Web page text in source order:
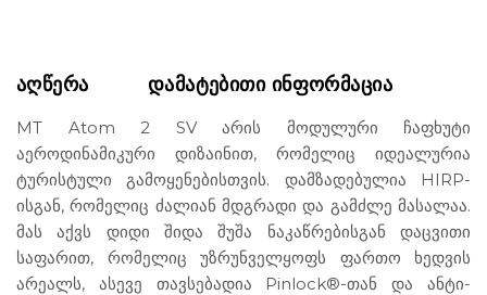
ᲐᲦᲬᲔᲠᲐ ᲓᲐᲛᲐᲢᲔᲑᲘᲗᲘ ᲘᲜᲤᲝᲠᲛᲐᲪᲘᲐ
MT Atom 2 SV არის მოდულური ჩაფხუტი
აეროდინამიკური დიზაინით, რომელიც იდეალურია
ტურისტული გამოყენებისთვის. დამზადებულია HIRP-
ისგან, რომელიც ძალიან მდგრადი და გამძლე მასალაა.
მას აქვს დიდი შიდა შუშა ნაკაწრებისგან დაცვითი
საფარით, რომელიც უზრუნველყოფს ფართო ხედვის
არეალს, ასევე თავსებადია Pinlock®-თან და ანტი-